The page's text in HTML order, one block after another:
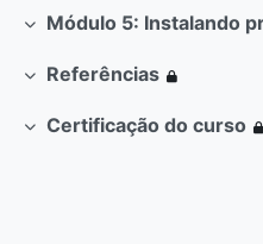
Contrair
Contrair
Referências
Contrair
Certificação do curso